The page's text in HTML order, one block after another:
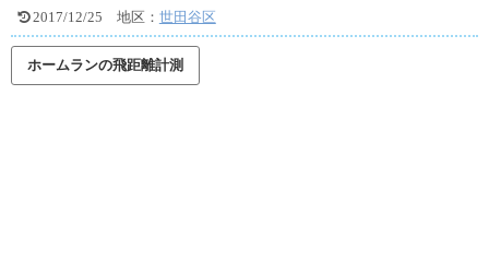
2017/12/25 地区： 世田谷区